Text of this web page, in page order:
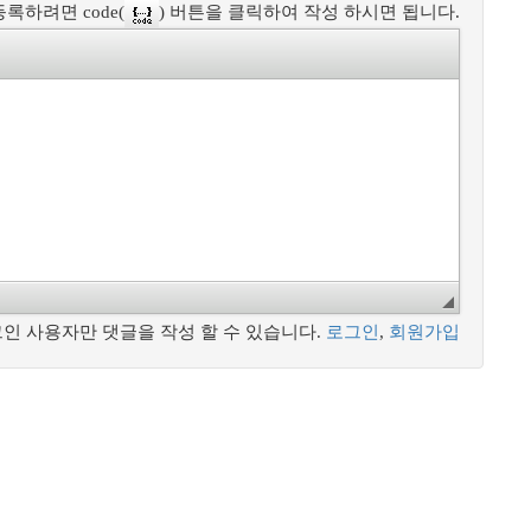
록하려면 code( ) 버튼을 클릭하여 작성 하시면 됩니다.
사용자만 댓글을 작성 할 수 있습니다. 로그인 , 회원가입